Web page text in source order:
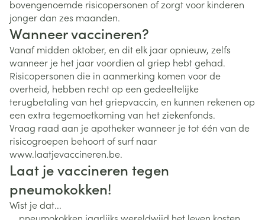
bovengenoemde risicopersonen of zorgt voor kinderen
jonger dan zes maanden.
Wanneer vaccineren?
Vanaf midden oktober, en dit elk jaar opnieuw, zelfs
wanneer je het jaar voordien al griep hebt gehad.
Risicopersonen die in aanmerking komen voor de
overheid, hebben recht op een gedeeltelijke
terugbetaling van het griepvaccin, en kunnen rekenen op
een extra tegemoetkoming van het ziekenfonds.
Vraag raad aan je apotheker wanneer je tot één van de
risicogroepen behoort of surf naar
www.laatjevaccineren.be.
Laat je vaccineren tegen
pneumokokken!
Wist je dat...